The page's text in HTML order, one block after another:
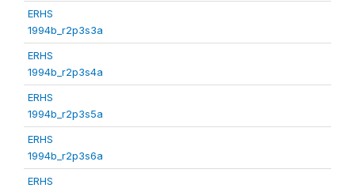
ERHS
1994b_r2p3s3a
ERHS
1994b_r2p3s4a
ERHS
1994b_r2p3s5a
ERHS
1994b_r2p3s6a
ERHS